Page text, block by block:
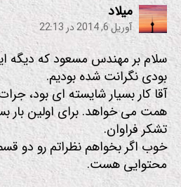
میلاد
:
آوریل 6, 2014 در 22:13
سلام بر مهندس مسعود که دیگه
بودی نگرانت شده بودیم.
آقا کار بسیار شایسته ای بود،
همت می خواهد. برای اولین بار
تشکر فراوان.
خوب اگر بخواهم نظراتم رو دو
محتوایی هست.